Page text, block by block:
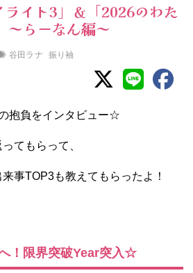
ライト3」＆「2026のわた
～らーなん編～
谷田ラナ 振り袖
抱負をインタビュー☆
てもらって、
事TOP3も教えてもらったよ！
！限界突破Year突入☆